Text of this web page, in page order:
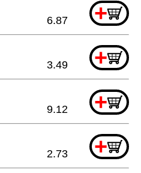
+
6.87
+
3.49
+
9.12
+
2.73